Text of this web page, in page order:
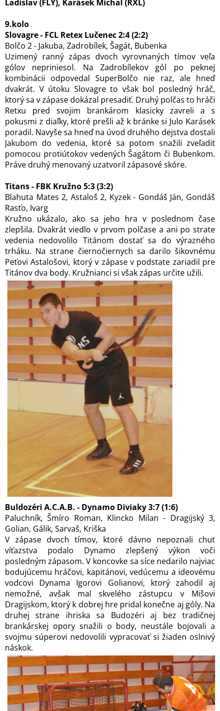
Ladislav (FLY), Karásek Michal (RXL)
9.kolo
Slovagre - FCL Retex Lučenec 2:4 (2:2)
Bolčo 2 - Jakuba, Zadrobílek, Šagát, Bubenka
Uzimený ranný zápas dvoch vyrovnaných tímov veľa
gólov nepriniesol. Na Zadrobílekov gól po peknej
kombinácii odpovedal SuperBolčo nie raz, ale hneď
dvakrát. V útoku Slovagre to však bol posledný hráč,
ktorý sa v zápase dokázal presadiť. Druhý polčas to hráči
Retxu pred svojim brankárom klasicky zavreli a s
pokusmi z diaľky, ktoré prešli až k bránke si Julo Karásek
poradil. Navyše sa hneď na úvod druhého dejstva dostali
Jakubom do vedenia, ktoré sa potom snažili zveľadiť
pomocou protiútokov vedených Šagátom či Bubenkom.
Práve druhý menovaný uzatvoril zápasové skóre.
Titans - FBK Kružno 5:3 (3:2)
Blahuta Mates 2, Astaloš 2, Kyzek - Gondáš Ján, Gondáš
Rasťo, Ivarg
Kružno ukázalo, ako sa jeho hra v poslednom čase
zlepšila. Dvakrát viedlo v prvom polčase a ani po strate
vedenia nedovolilo Titánom dostať sa do výrazného
trháku. Na strane čiernočiernych sa darilo šikovnému
Peťovi Astalošovi, ktorý v zápase v podstate zariadil pre
Titánov dva body. Kružnianci si však zápas určite užili.
Buldozéri A.C.A.B. - Dynamo Diviaky 3:7 (1:6)
Paluchník, Šmíro Roman, Klincko Milan - Dragijský 3,
Golian, Gálik, Sarvaš, Kriška
V zápase dvoch tímov, ktoré dávno nepoznali chuť
víťazstva podalo Dynamo zlepšený výkon voči
posledným zápasom. V koncovke sa síce nedarilo najviac
bodujúcemu hráčovi, kapitánovi, vedúcemu a ideovému
vodcovi Dynama Igorovi Golianovi, ktorý zahodil aj
nemožné, avšak mal skvelého zástupcu v Mišovi
Dragijskom, ktorý k dobrej hre pridal konečne aj góly. Na
druhej strane ihriska sa Budozéri aj bez tradičnej
brankárskej opory snažili o body, neustále bojovali a
svojmu súperovi nedovolili vypracovať si žiaden oslnivý
náskok.